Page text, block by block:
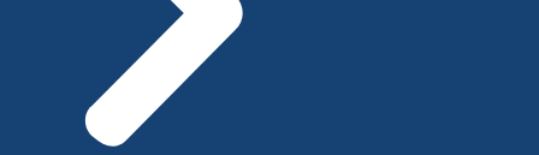
• Alle Europese netbeheerders (in Nederland is dit
TenneT) hebben samen regels opgesteld om de
betrouwbaarheid van de elektriciteitsvoorziening
te garanderen.
• Bij langdurige stroomuitval worden door de